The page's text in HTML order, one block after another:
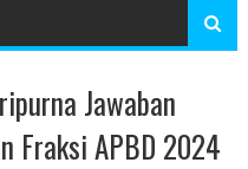
Jawaban
Fraksi APBD 2024